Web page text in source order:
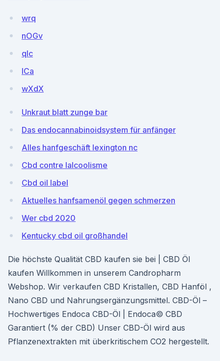
wrq
nOGv
qIc
ICa
wXdX
Unkraut blatt zunge bar
Das endocannabinoidsystem für anfänger
Alles hanfgeschäft lexington nc
Cbd contre lalcoolisme
Cbd oil label
Aktuelles hanfsamenöl gegen schmerzen
Wer cbd 2020
Kentucky cbd oil großhandel
Die höchste Qualität CBD kaufen sie bei | CBD Öl
kaufen Willkommen in unserem Candropharm
Webshop. Wir verkaufen CBD Kristallen, CBD Hanföl ,
Nano CBD und Nahrungsergänzungsmittel. CBD-Öl –
Hochwertiges Endoca CBD-Öl | Endoca© CBD
Garantiert (% der CBD) Unser CBD-Öl wird aus
Pflanzenextrakten mit überkritischem CO2 hergestellt.